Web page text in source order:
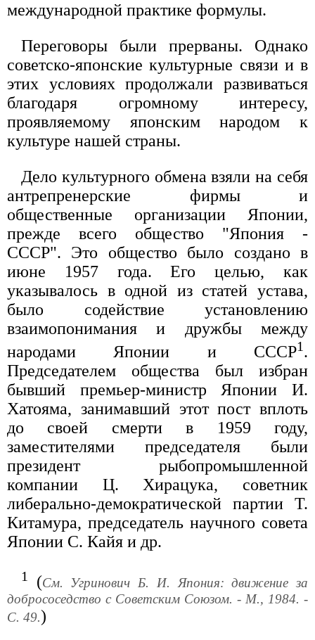
международной практике формулы.
Переговоры были прерваны. Однако
советско-японские культурные связи и в
этих условиях продолжали развиваться
благодаря огромному интересу,
проявляемому японским народом к
культуре нашей страны.
Дело культурного обмена взяли на себя
антрепренерские фирмы и
общественные организации Японии,
прежде всего общество "Япония -
СССР". Это общество было создано в
июне 1957 года. Его целью, как
указывалось в одной из статей устава,
было содействие установлению
взаимопонимания и дружбы между
народами Японии и СССР1.
Председателем общества был избран
бывший премьер-министр Японии И.
Хатояма, занимавший этот пост вплоть
до своей смерти в 1959 году,
заместителями председателя были
президент рыбопромышленной
компании Ц. Хирацука, советник
либерально-демократической партии Т.
Китамура, председатель научного совета
Японии С. Кайя и др.
1 (См. Угринович Б. И. Япония: движение за
добрососедство с Советским Союзом. - М., 1984. -
С. 49.)